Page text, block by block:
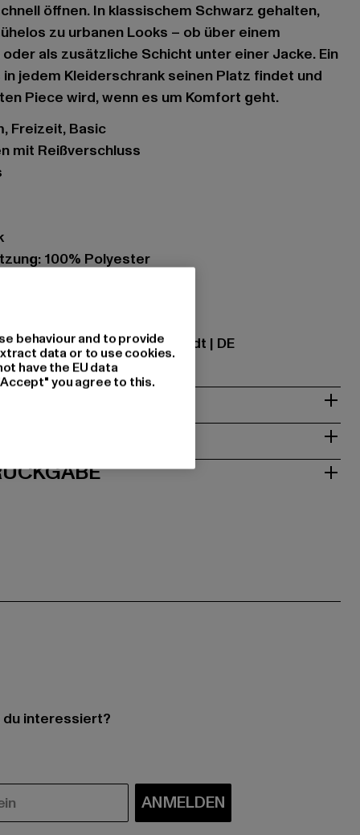
öffnen. In klassischem Schwarz gehalten,
zu urbanen Looks – ob über einem
als zusätzliche Schicht unter einer Jacke. Ein
jedem Kleiderschrank seinen Platz findet und
Piece wird, wenn es um Komfort geht.
Freizeit, Basic
mit Reißverschluss
100% Polyester
GmbH |
7 | 64372 Ober-Ramstadt | DE
interessiert?
ANMELDEN
behaviour and to provide
data or to use cookies.
have the EU data
you agree to this.